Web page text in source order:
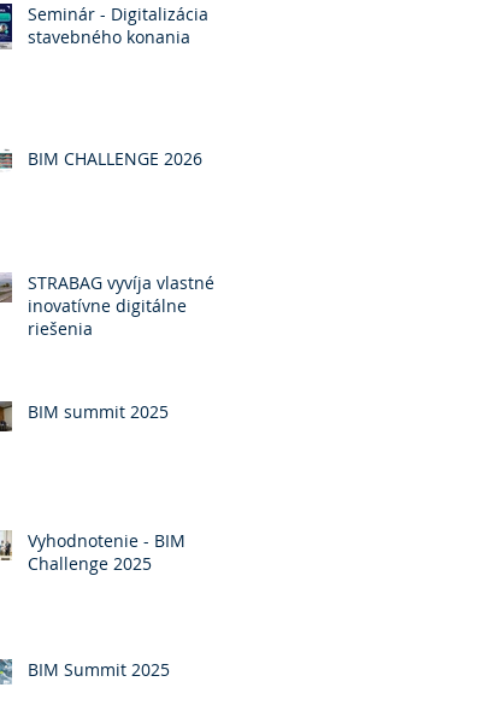
Seminár - Digitalizácia
stavebného konania
BIM CHALLENGE 2026
STRABAG vyvíja vlastné
inovatívne digitálne
riešenia
BIM summit 2025
Vyhodnotenie - BIM
Challenge 2025
BIM Summit 2025